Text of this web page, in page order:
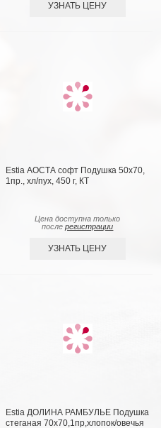
УЗНАТЬ ЦЕНУ
Estia АОСТА софт Подушка 50х70,
1пр., хл/пух, 450 г, КТ
Цена доступна только
послерегистрации
УЗНАТЬ ЦЕНУ
Estia ДОЛИНА РАМБУЛЬЕ Подушка
стеганая 70х70,1пр,хлопок/овечья